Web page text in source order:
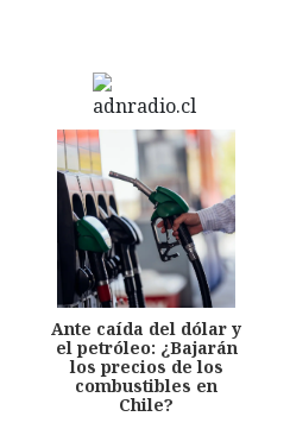
Ante caída del dólar y
el petróleo: ¿Bajarán
los precios de los
combustibles en
Chile?